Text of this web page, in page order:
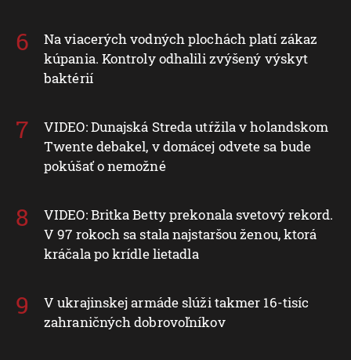
Na viacerých vodných plochách platí zákaz
kúpania. Kontroly odhalili zvýšený výskyt
baktérií
VIDEO: Dunajská Streda utŕžila v holandskom
Twente debakel, v domácej odvete sa bude
pokúšať o nemožné
VIDEO: Britka Betty prekonala svetový rekord.
V 97 rokoch sa stala najstaršou ženou, ktorá
kráčala po krídle lietadla
V ukrajinskej armáde slúži takmer 16-tisíc
zahraničných dobrovoľníkov